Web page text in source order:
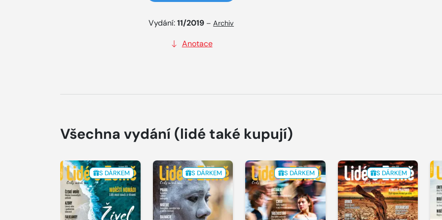
Vydání:11/2019 –Archiv
Anotace
Všechna vydání (lidé také kupují)
S DÁRKEM S DÁRKEM S DÁRKEM S DÁRKEM